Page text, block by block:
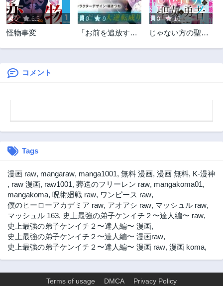
0 6.5
怪物事変
0 9
「お前を追放す
な魔法少女でした
0 10
じゃない方の聖女
『じゃない方』?～
コメント
Tags
漫画 raw, mangaraw, manga1001, 無料 漫画, 漫画 無料, K-漫神
, raw 漫画, raw1001, 葬送のフリーレン raw, mangakoma01,
mangakoma, 呪術廻戦 raw, ワンピース raw,
僕のヒーローアカデミア raw, アオアシ raw, マッシュル raw,
マッシュル 163, 史上最強の弟子ケンイチ２〜達人編〜 raw,
史上最強の弟子ケンイチ２〜達人編〜 漫画,
史上最強の弟子ケンイチ２〜達人編〜 漫画raw,
史上最強の弟子ケンイチ２〜達人編〜 漫画 raw, 漫画 koma,
Terms of usage DMCA Privacy Policy